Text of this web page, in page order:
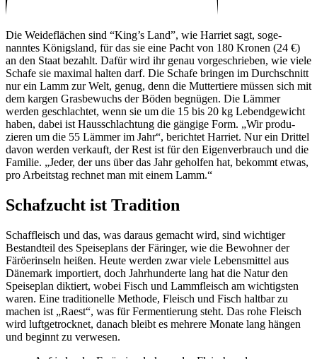
Die Weide­flä­chen sind “King’s Land”, wie Harriet sagt, soge­
nanntes Königs­land, für das sie eine Pacht von 180 Kronen (24 €)
an den Staat bezahlt. Dafür wird ihr genau vorge­schrieben, wie viele
Schafe sie maximal halten darf. Die Schafe bringen im Durch­schnitt
nur ein Lamm zur Welt, genug, denn die Mutter­tiere müssen sich mit
dem kargen Grasbe­wuchs der Böden begnügen. Die Lämmer
werden geschlachtet, wenn sie um die 15 bis 20 kg Lebend­ge­wicht
haben, dabei ist Haus­schlach­tung die gängige Form. „Wir produ­
zieren um die 55 Lämmer im Jahr“, berichtet Harriet. Nur ein Drittel
davon werden verkauft, der Rest ist für den Eigen­ver­brauch und die
Familie. „Jeder, der uns über das Jahr geholfen hat, bekommt etwas,
pro Arbeitstag rechnet man mit einem Lamm.“
Schaf­zucht ist Tradi­tion
Schaf­fleisch und das, was daraus gemacht wird, sind wich­tiger
Bestand­teil des Spei­se­plans der Färinger, wie die Bewohner der
Färö­er­in­seln heißen. Heute werden zwar viele Lebens­mittel aus
Däne­mark impor­tiert, doch Jahr­hun­derte lang hat die Natur den
Spei­se­plan diktiert, wobei Fisch und Lamm­fleisch am wich­tigsten
waren. Eine tradi­tio­nelle Methode, Fleisch und Fisch haltbar zu
machen ist „Raest“, was für Fermen­tie­rung steht. Das rohe Fleisch
wird luft­ge­trocknet, danach bleibt es mehrere Monate lang hängen
und beginnt zu verwesen.